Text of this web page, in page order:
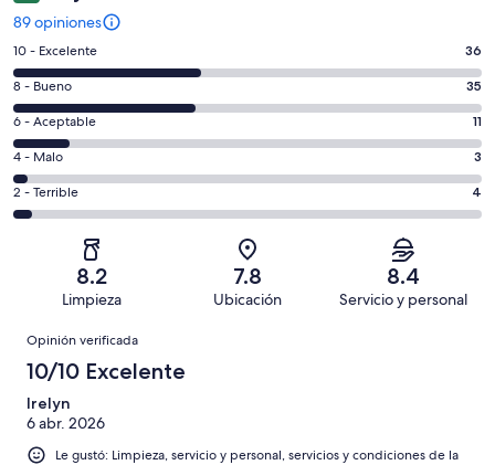
89 opiniones
Puntuación
de
10,
es
decir,
Excelente.
Basada
en
opiniones
10 - Excelente 36
Puntuación
de
8,
es
decir,
Bueno.
Basada
opiniones
8 - Bueno 35
Puntuación
de
6,
es
decir,
Aceptable.
de
opiniones
6 - Aceptable 11
Puntuación
de
4,
Basada
de
opiniones
4 - Malo 3
Puntuación
de
Terrible.
Basada
de
89
opiniones
2 - Terrible 4
8.2
Limpieza
7.8
Ubicación
8.4
Servicio y personal
Opiniones
Opinión verificada
10/10 Excelente
Irelyn
6 abr. 2026
Le gustó: Limpieza, servicio y personal, servicios y condiciones de la